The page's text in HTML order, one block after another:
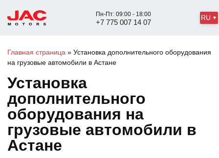
Пн-Пт: 09:00 - 18:00
+7 775 007 14 07
RU
Главная страница » Установка дополнительного оборудования
на грузовые автомобили в Астане
Установка
дополнительного
оборудования на
грузовые автомобили в
Астане